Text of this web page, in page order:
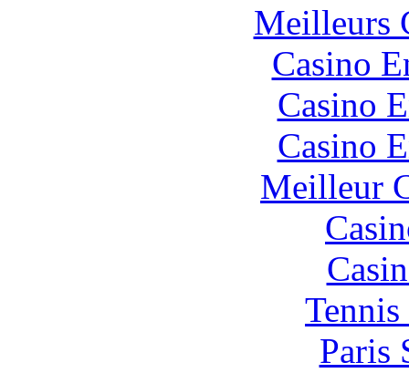
Meilleurs
Casino
Casino
Casino
Meilleur
Paris